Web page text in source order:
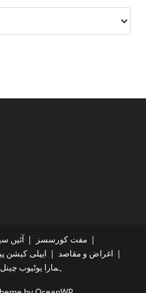
آئیں
مفت کورسسز
ایپلی کیشن
اغراض و مقاصد
ہمارا یوٹیوب چینل